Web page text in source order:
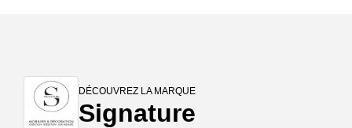
DÉCOUVREZ LA MARQUE
Signature